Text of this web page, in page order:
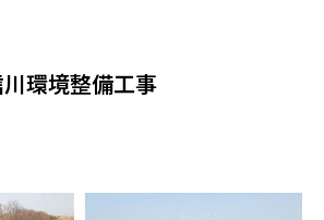
環境整備工事